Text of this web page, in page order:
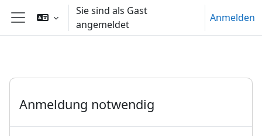
Zum Hauptinhalt
Website-Übersicht
Sie sind als Gast
angemeldet
Anmelden
Anmeldung notwendig